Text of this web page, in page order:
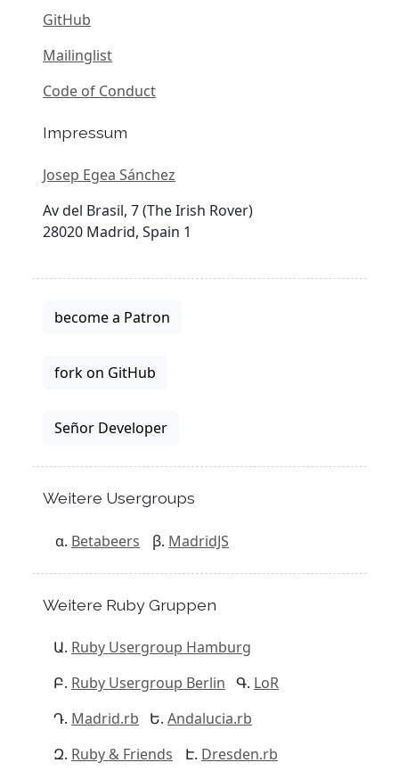
GitHub
Mailinglist
Code of Conduct
Impressum
Josep Egea Sánchez
Av del Brasil, 7 (The Irish Rover)
28020 Madrid, Spain 1
become a Patron
fork on GitHub
Señor Developer
Weitere Usergroups
Betabeers MadridJS
Weitere Ruby Gruppen
Ruby Usergroup Hamburg
Ruby Usergroup Berlin
LoR
Madrid.rb
Andalucia.rb
Ruby & Friends
Dresden.rb